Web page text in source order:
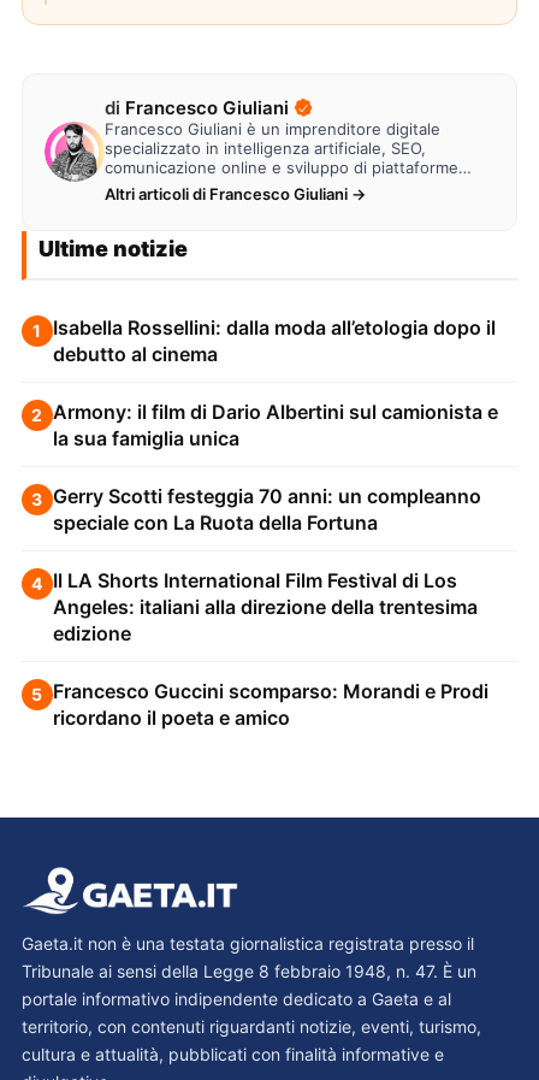
di Francesco Giuliani
Francesco Giuliani è un imprenditore digitale
specializzato in intelligenza artificiale, SEO,
comunicazione online e sviluppo di piattaforme
web. Lavora alla creazione di…
Altri articoli di Francesco Giuliani →
Ultime notizie
1
Isabella Rossellini: dalla moda all’etologia dopo il
debutto al cinema
2 Armony: il film di Dario Albertini sul camionista e
la sua famiglia unica
3 Gerry Scotti festeggia 70 anni: un compleanno
speciale con La Ruota della Fortuna
4 Il LA Shorts International Film Festival di Los
Angeles: italiani alla direzione della trentesima
edizione
5 Francesco Guccini scomparso: Morandi e Prodi
ricordano il poeta e amico
Gaeta.it non è una testata giornalistica registrata presso il
Tribunale ai sensi della Legge 8 febbraio 1948, n. 47. È un
portale informativo indipendente dedicato a Gaeta e al
territorio, con contenuti riguardanti notizie, eventi, turismo,
cultura e attualità, pubblicati con finalità informative e